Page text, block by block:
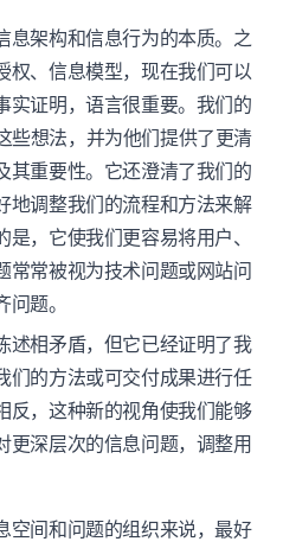
息架构和信息行为的本质。之
权、信息模型，现在我们可以
实证明，语言很重要。我们的
些想法，并为他们提供了更清
其重要性。它还澄清了我们的
地调整我们的流程和方法来解
，它使我们更容易将用户、
常常被视为技术问题或网站问
题。
述相矛盾，但它已经证明了我
们的方法或可交付成果进行任
反，这种新的视角使我们能够
更深层次的信息问题，调整用
空间和问题的组织来说，最好